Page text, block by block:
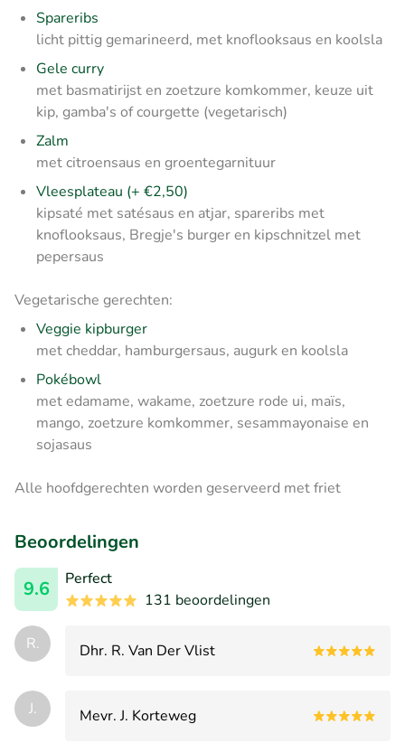
Spareribs
licht pittig gemarineerd, met knoflooksaus en koolsla
Gele curry
met basmatirijst en zoetzure komkommer, keuze uit
kip, gamba's of courgette (vegetarisch)
Zalm
met citroensaus en groentegarnituur
Vleesplateau (+ €2,50)
kipsaté met satésaus en atjar, spareribs met
knoflooksaus, Bregje's burger en kipschnitzel met
pepersaus
Vegetarische gerechten:
Veggie kipburger
met cheddar, hamburgersaus, augurk en koolsla
Pokébowl
met edamame, wakame, zoetzure rode ui, maïs,
mango, zoetzure komkommer, sesammayonaise en
sojasaus
Alle hoofdgerechten worden geserveerd met friet
Beoordelingen
9.6
Perfect
131 beoordelingen
R. Dhr. R. Van Der Vlist
J. Mevr. J. Korteweg